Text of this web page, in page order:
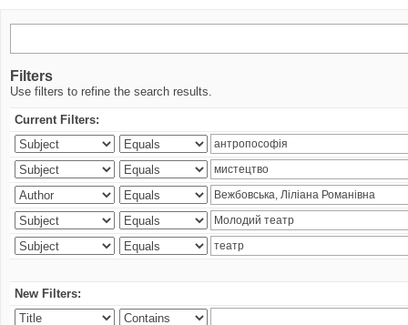
Filters
Use filters to refine the search results.
Current Filters:
New Filters: